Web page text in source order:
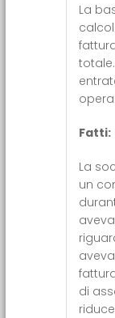
La
Fatti:
La
un
di